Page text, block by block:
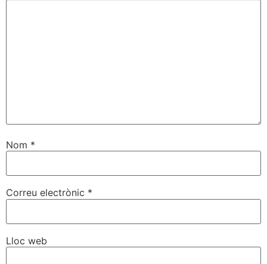
Nom *
Correu electrònic *
Lloc web